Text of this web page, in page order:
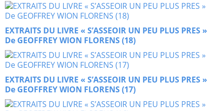
EXTRAITS DU LIVRE « S’ASSEOIR UN PEU PLUS PRES »
De GEOFFREY WION FLORENS (18)
EXTRAITS DU LIVRE « S’ASSEOIR UN PEU PLUS PRES »
De GEOFFREY WION FLORENS (17)